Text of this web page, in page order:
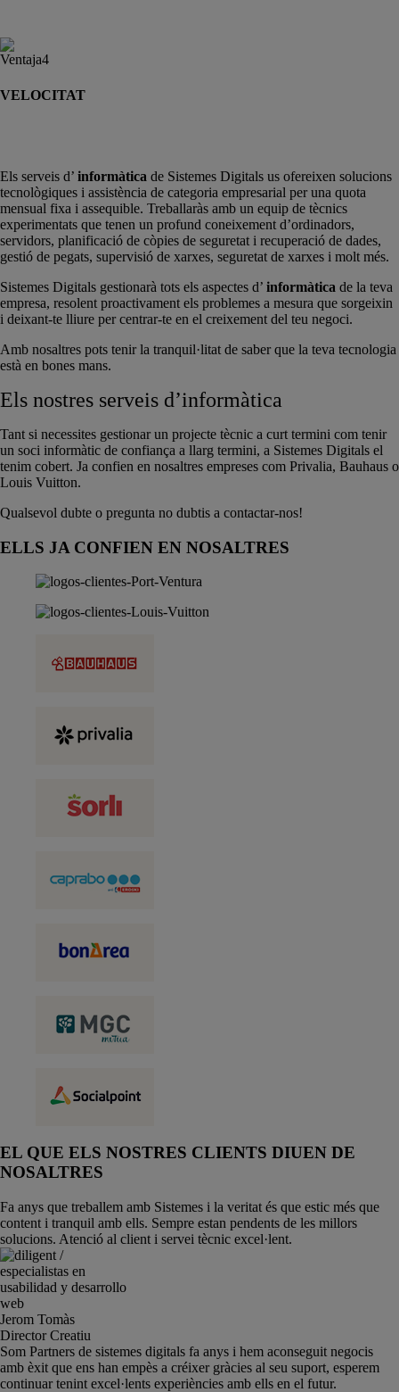
VELOCITAT
Els serveis d’ informàtica de Sistemes Digitals us ofereixen solucions
tecnològiques i assistència de categoria empresarial per una quota
mensual fixa i assequible. Treballaràs amb un equip de tècnics
experimentats que tenen un profund coneixement d’ordinadors,
servidors, planificació de còpies de seguretat i recuperació de dades,
gestió de pegats, supervisió de xarxes, seguretat de xarxes i molt més.
Sistemes Digitals gestionarà tots els aspectes d’ informàtica de la teva
empresa, resolent proactivament els problemes a mesura que sorgeixin
i deixant-te lliure per centrar-te en el creixement del teu negoci.
Amb nosaltres pots tenir la tranquil·litat de saber que la teva tecnologia
està en bones mans.
Els nostres serveis d’informàtica
Tant si necessites gestionar un projecte tècnic a curt termini com tenir
un soci informàtic de confiança a llarg termini, a Sistemes Digitals el
tenim cobert. Ja confien en nosaltres empreses com Privalia, Bauhaus o
Louis Vuitton.
Qualsevol dubte o pregunta no dubtis a contactar-nos!
ELLS JA CONFIEN EN NOSALTRES
EL QUE ELS NOSTRES CLIENTS DIUEN DE
NOSALTRES
Fa anys que treballem amb Sistemes i la veritat és que estic més que
content i tranquil amb ells. Sempre estan pendents de les millors
solucions. Atenció al client i servei tècnic excel·lent.
Jerom Tomàs
Director Creatiu
Som Partners de sistemes digitals fa anys i hem aconseguit negocis
amb èxit que ens han empès a créixer gràcies al seu suport, esperem
continuar tenint excel·lents experiències amb ells en el futur.